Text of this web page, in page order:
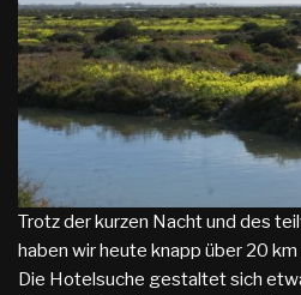
Trotz der kurzen Nacht und des
haben wir heute knapp über 20
Die Hotelsuche gestaltet sich